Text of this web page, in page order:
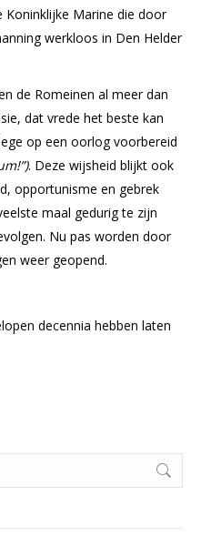
Koninklijke Marine die door
werkloos in Den Helder
de Romeinen al meer dan
dat vrede het beste kan
op een oorlog voorbereid
. Deze wijsheid blijkt ook
opportunisme en gebrek
maal gedurig te zijn
Nu pas worden door
weer geopend.
decennia hebben laten